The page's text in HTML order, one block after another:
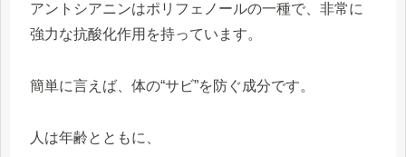
アントシアニンはポリフェノールの一種で、非常に
強力な抗酸化作用を持っています。
簡単に言えば、体の“サビ”を防ぐ成分です。
人は年齢とともに、